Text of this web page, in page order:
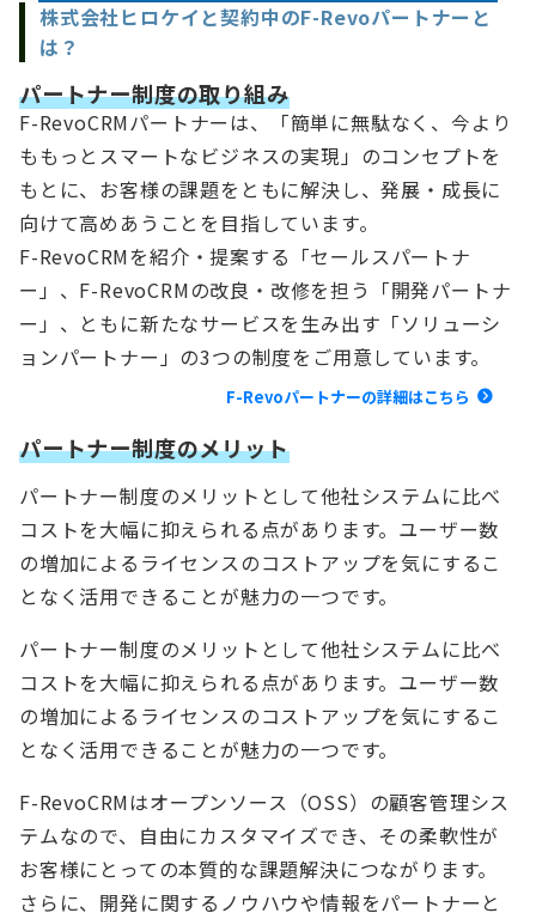
株式会社ヒロケイと契約中のF-Revoパートナーと
は？
パートナー制度の取り組み
F-RevoCRMパートナーは、「簡単に無駄なく、今より
ももっとスマートなビジネスの実現」のコンセプトを
もとに、お客様の課題をともに解決し、発展・成長に
向けて高めあうことを目指しています。
F-RevoCRMを紹介・提案する「セールスパートナ
ー」、F-RevoCRMの改良・改修を担う「開発パートナ
ー」、ともに新たなサービスを生み出す「ソリューシ
ョンパートナー」の3つの制度をご用意しています。
F-Revoパートナーの詳細はこちら
パートナー制度のメリット
パートナー制度のメリットとして他社システムに比べ
コストを大幅に抑えられる点があります。ユーザー数
の増加によるライセンスのコストアップを気にするこ
となく活用できることが魅力の一つです。
パートナー制度のメリットとして他社システムに比べ
コストを大幅に抑えられる点があります。ユーザー数
の増加によるライセンスのコストアップを気にするこ
となく活用できることが魅力の一つです。
F-RevoCRMはオープンソース（OSS）の顧客管理シス
テムなので、自由にカスタマイズでき、その柔軟性が
お客様にとっての本質的な課題解決につながります。
さらに、開発に関するノウハウや情報をパートナーと